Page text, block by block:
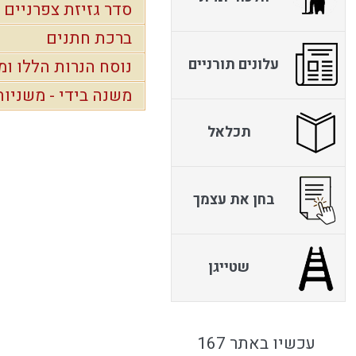
סדר גזיזת צפרניים
ברכת חתנים
נוסח הנרות הללו
משנה בידי -
עלונים תורניים
תכלאל
בחן את עצמך
שטייגן
עכשיו באתר 167